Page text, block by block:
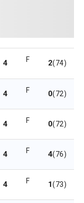
4 F 2(74)
4 F 0(72)
4 F 0(72)
4 F 4(76)
4 F 1(73)